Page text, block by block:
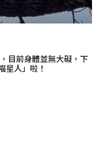
目前身體並無大礙，下
星人」啦！